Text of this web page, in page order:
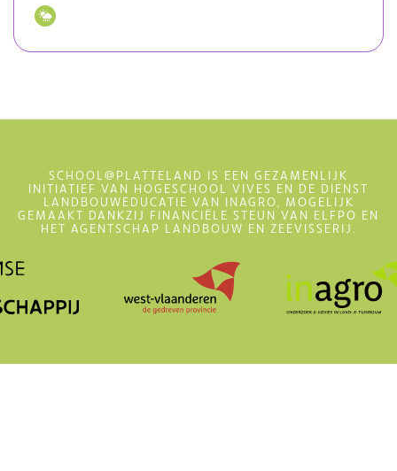
SCHOOL@PLATTELAND IS EEN GEZAMENLIJK
INITIATIEF VAN HOGESCHOOL VIVES EN DE DIENST
LANDBOUWEDUCATIE VAN INAGRO, MOGELIJK
GEMAAKT DANKZIJ FINANCIËLE STEUN VAN ELFPO EN
HET AGENTSCHAP LANDBOUW EN ZEEVISSERIJ.